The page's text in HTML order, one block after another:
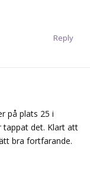
Reply
på plats 25 i
tappat det. Klart att
bra fortfarande.